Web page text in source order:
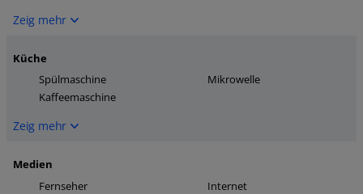
Zeig mehr
Küche
Spülmaschine
Mikrowelle
Kaffeemaschine
Zeig mehr
Medien
Fernseher
Internet